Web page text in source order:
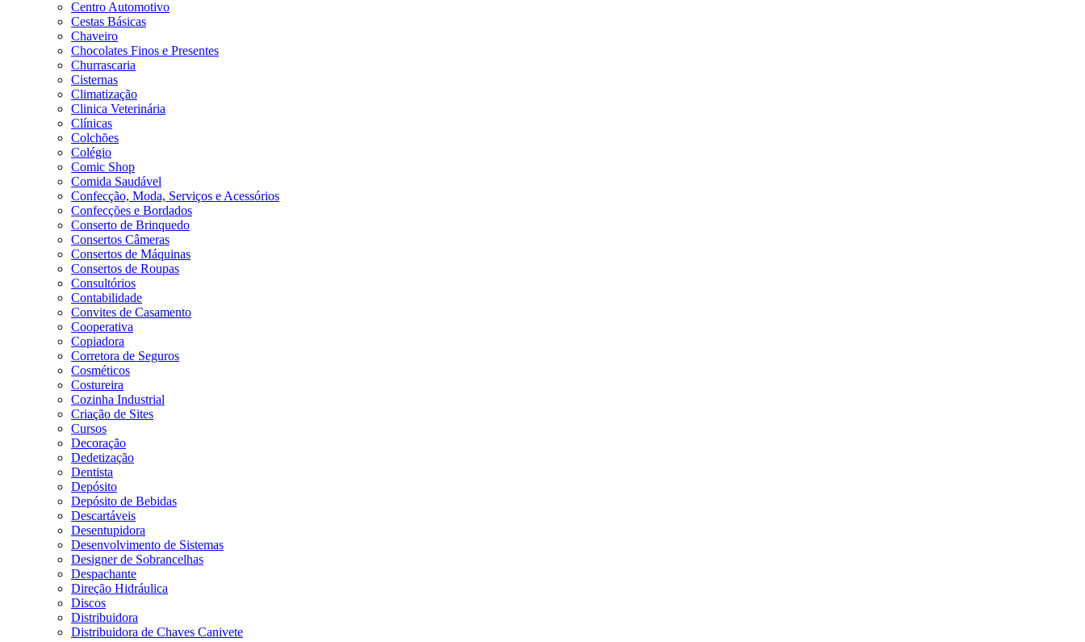
Centro Automotivo
Cestas Básicas
Chaveiro
Chocolates Finos e Presentes
Churrascaria
Cisternas
Climatização
Clinica Veterinária
Clínicas
Colchões
Colégio
Comic Shop
Comida Saudável
Confecção, Moda, Serviços e Acessórios
Confecções e Bordados
Conserto de Brinquedo
Consertos Câmeras
Consertos de Máquinas
Consertos de Roupas
Consultórios
Contabilidade
Convites de Casamento
Cooperativa
Copiadora
Corretora de Seguros
Cosméticos
Costureira
Cozinha Industrial
Criação de Sites
Cursos
Decoração
Dedetização
Dentista
Depósito
Depósito de Bebidas
Descartáveis
Desentupidora
Desenvolvimento de Sistemas
Designer de Sobrancelhas
Despachante
Direção Hidráulica
Discos
Distribuidora
Distribuidora de Chaves Canivete